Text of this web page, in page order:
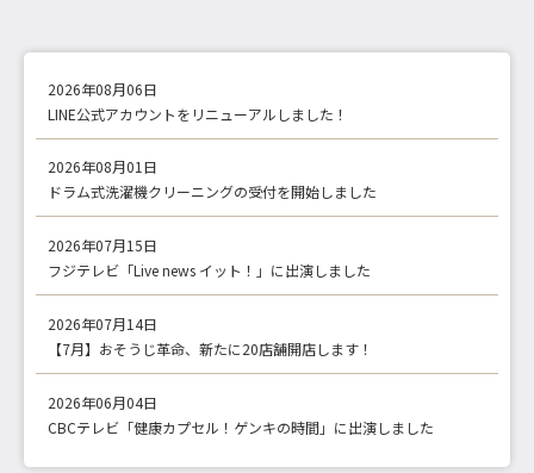
2026年08月06日
LINE公式アカウントをリニューアルしました！
2026年08月01日
ドラム式洗濯機クリーニングの受付を開始しました
2026年07月15日
フジテレビ「Live news イット！」に出演しました
2026年07月14日
【7月】おそうじ革命、新たに20店舗開店します！
2026年06月04日
CBCテレビ「健康カプセル！ゲンキの時間」に出演しました